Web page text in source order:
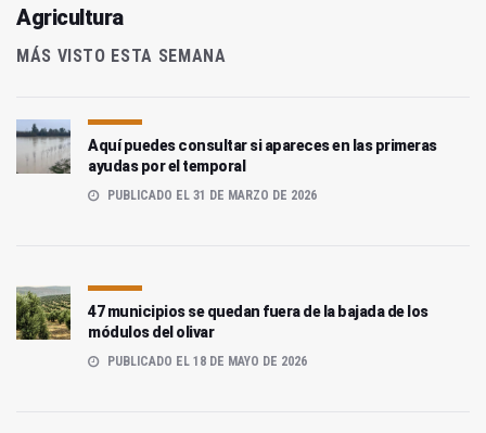
Agricultura
MÁS VISTO ESTA SEMANA
Aquí puedes consultar si apareces en las primeras
ayudas por el temporal
PUBLICADO EL 31 DE MARZO DE 2026
47 municipios se quedan fuera de la bajada de los
módulos del olivar
PUBLICADO EL 18 DE MAYO DE 2026